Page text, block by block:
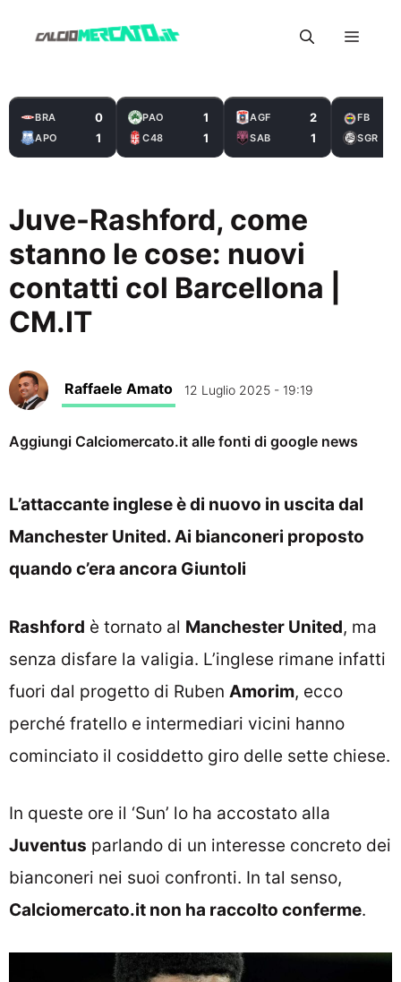
Menu
BRA 0
APO 1
PAO 1
C48 1
AGF 2
SAB 1
FB
SGR
Juve-Rashford, come
stanno le cose: nuovi
contatti col Barcellona |
CM.IT
Raffaele Amato 12 Luglio 2025 - 19:19
Aggiungi Calciomercato.it alle fonti di google news
L’attaccante inglese è di nuovo in uscita dal
Manchester United. Ai bianconeri proposto
quando c’era ancora Giuntoli
Rashford è tornato al Manchester United, ma
senza disfare la valigia. L’inglese rimane infatti
fuori dal progetto di Ruben Amorim, ecco
perché fratello e intermediari vicini hanno
cominciato il cosiddetto giro delle sette chiese.
In queste ore il ‘Sun’ lo ha accostato alla
Juventus parlando di un interesse concreto dei
bianconeri nei suoi confronti. In tal senso,
Calciomercato.it non ha raccolto conferme.